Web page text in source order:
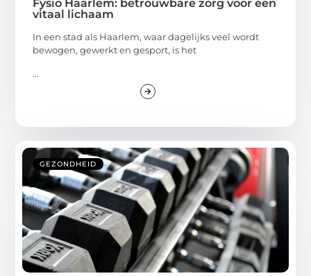
Fysio Haarlem: betrouwbare zorg voor een
vitaal lichaam
In een stad als Haarlem, waar dagelijks veel wordt
bewogen, gewerkt en gesport, is het
...
GEZONDHEID